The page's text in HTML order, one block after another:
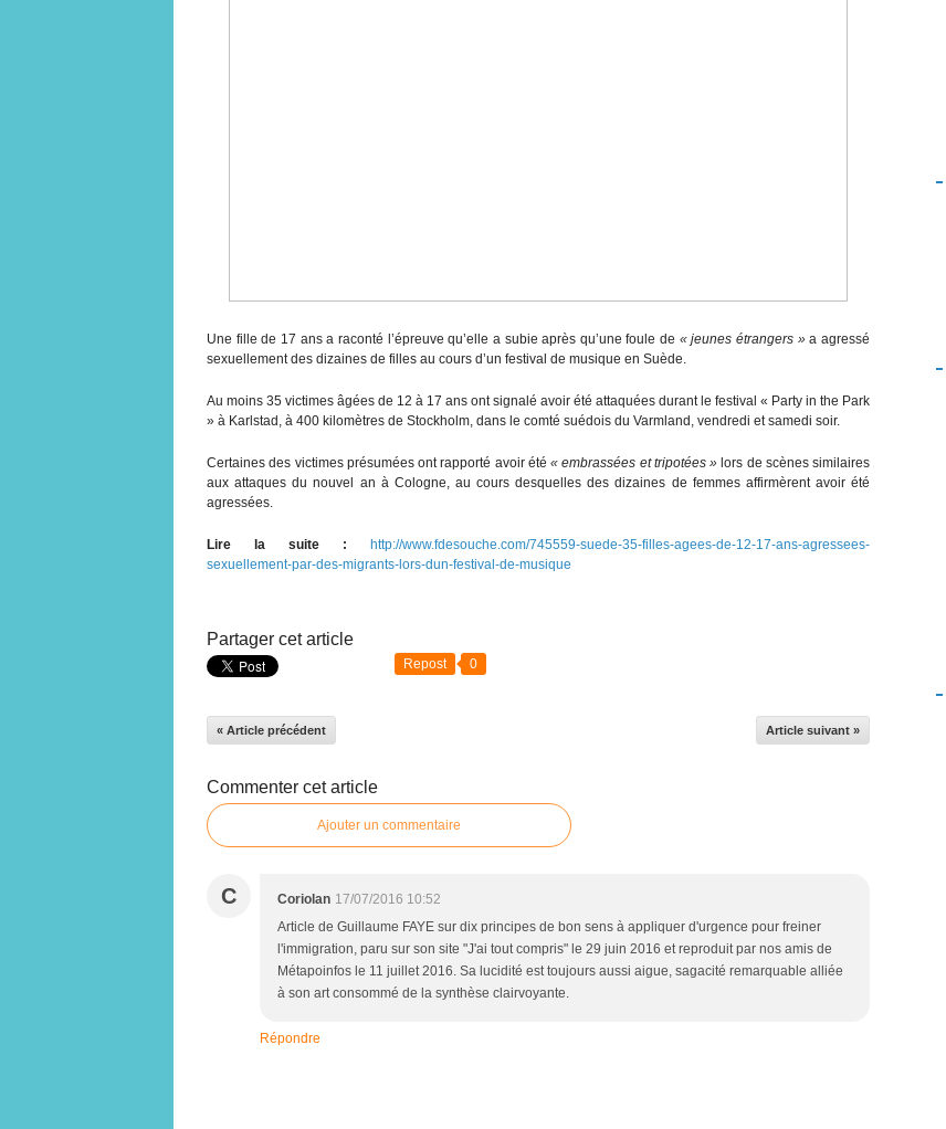
Une fille de 17 ans a raconté l’épreuve qu’elle a subie après qu’une foule de « jeunes étrangers »a agressé
sexuellement des dizaines de filles au cours d’un festival de musique en Suède.
Au moins 35 victimes âgées de 12 à 17 ans ont signalé avoir été attaquées durant le festival « Party in the Park
» à Karlstad, à 400 kilomètres de Stockholm, dans le comté suédois du Varmland, vendredi et samedi soir.
Certaines des victimes présumées ont rapporté avoir été « embrassées et tripotées » lors de scènes similaires
aux attaques du nouvel an à Cologne, au cours desquelles des dizaines de femmes affirmèrent avoir été
agressées.
Lire la suite :
http://www.fdesouche.com/745559-suede-35-filles-agees-de-12-17-ans-agressees-
sexuellement-par-des-migrants-lors-dun-festival-de-musique
Partager cet article
Repost 0
« Article précédent Article suivant »
Commenter cet article
Ajouter un commentaire
C Coriolan 17/07/2016 10:52
Article de Guillaume FAYE sur dix principes de bon sens à appliquer d'urgence pour freiner
l'immigration, paru sur son site "J'ai tout compris" le 29 juin 2016 et reproduit par nos amis de
Métapoinfos le 11 juillet 2016. Sa lucidité est toujours aussi aigue, sagacité remarquable alliée
à son art consommé de la synthèse clairvoyante.
Répondre